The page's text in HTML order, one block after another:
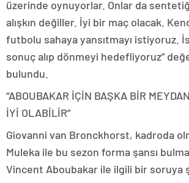
üzerinde oynuyorlar. Onlar da
alışkın değiller. İyi bir maç olacak.
futbolu sahaya yansıtmayı istiyoruz.
sonuç alıp dönmeyi hedefliyoruz”
bulundu.
“ABOUBAKAR İÇİN BAŞKA BİR
İYİ OLABİLİR”
Giovanni van Bronckhorst, kadroda
Muleka ile bu sezon forma şansı
Vincent Aboubakar ile ilgili bir soruya